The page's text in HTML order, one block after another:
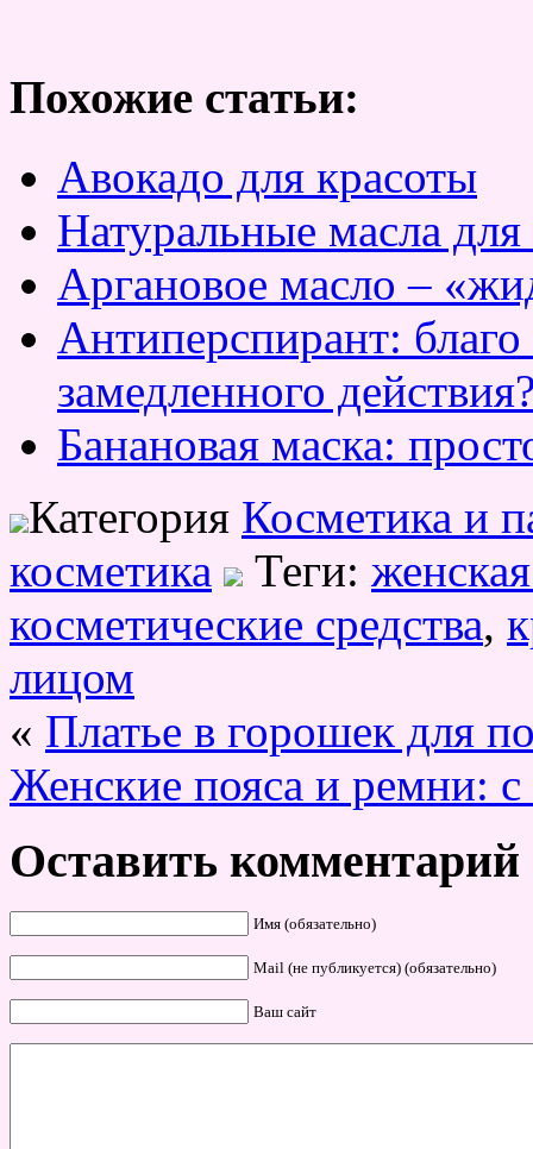
Похожие статьи:
Авокадо для красоты
Натуральные масла для
Аргановое масло –
Антиперспирант:
замедленного
Банановая маска:
Категория Косметика и
косметика
Теги:
косметические средства,
лицом
« Платье в горошек для
Женские пояса и ремни:
Оставить комментарий
Имя (обязательно)
Mail (не публикуется) (обязательно)
Ваш сайт